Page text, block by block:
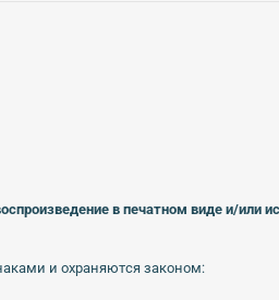
в печатном виде и/или
и охраняются законом: